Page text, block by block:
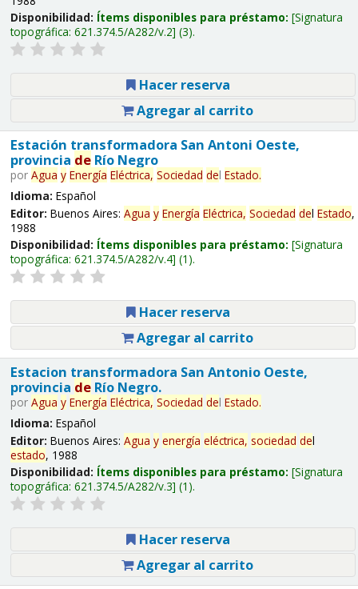
Disponibilidad: Ítems disponibles para préstamo: Signatura
topográfica: 621.374.5/A282/v.2 (3).
Hacer reserva
Agregar al carrito
Estación transformadora San Antoni Oeste,
provincia deRío Negro
por Agua y Energía Eléctrica, Sociedad del Estado.
Idioma: Español
Editor: Buenos Aires: Agua y Energía Eléctrica, Sociedad del Estado,
1988
Disponibilidad: Ítems disponibles para préstamo: Signatura
topográfica: 621.374.5/A282/v.4 (1).
Hacer reserva
Agregar al carrito
Estacion transformadora San Antonio Oeste,
provincia deRío Negro.
por Agua y Energía Eléctrica, Sociedad del Estado.
Idioma: Español
Editor: Buenos Aires: Agua y energía eléctrica, sociedad del
estado, 1988
Disponibilidad: Ítems disponibles para préstamo: Signatura
topográfica: 621.374.5/A282/v.3 (1).
Hacer reserva
Agregar al carrito